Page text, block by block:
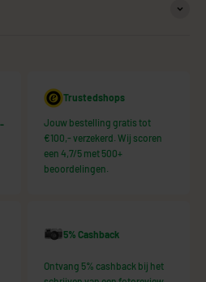
Trustedshops
Jouw bestelling gratis tot
€100,- verzekerd. Wij scoren
een 4,7/5 met 500+
beoordelingen.
5% Cashback
Ontvang 5% cashback bij het